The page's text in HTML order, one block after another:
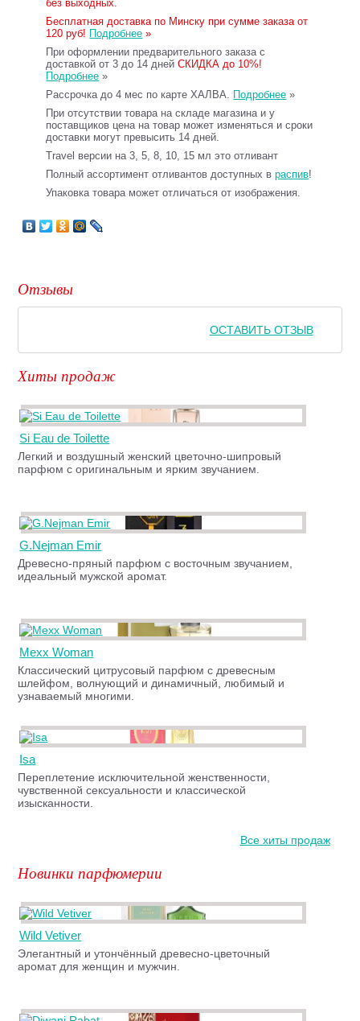
без выходных.
Бесплатная доставка по Минску при сумме заказа от
120 руб! Подробнее »
При оформлении предварительного заказа с
доставкой от 3 до 14 днейСКИДКА до 10%!
Подробнее »
Рассрочка до 4 мес по карте ХАЛВА. Подробнее »
При отсутствии товара на складе магазина и у
поставщиков цена на товар может изменяться и сроки
доставки могут превысить 14 дней.
Travel версии на 3, 5, 8, 10, 15 мл это отливант
Полный ассортимент отливантов доступных враспив!
Упаковка товара может отличаться от изображения.
Отзывы
ОСТАВИТЬ ОТЗЫВ
Хиты продаж
Si Eau de Toilette
Легкий и воздушный женский цветочно-шипровый
парфюм с оригинальным и ярким звучанием.
G.Nejman Emir
Древесно-пряный парфюм с восточным звучанием,
идеальный мужской аромат.
Mexx Woman
Классический цитрусовый парфюм с древесным
шлейфом, волнующий и динамичный, любимый и
узнаваемый многими.
Isa
Переплетение исключительной женственности,
чувственной сексуальности и классической
изысканности.
Все хиты продаж
Новинки парфюмерии
Wild Vetiver
Элегантный и утончённый древесно-цветочный
аромат для женщин и мужчин.